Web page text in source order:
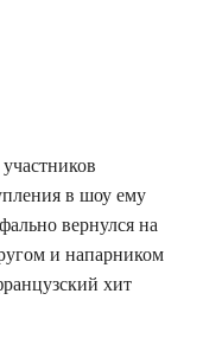
в шоу ему
вернулся на
и напарником
хит